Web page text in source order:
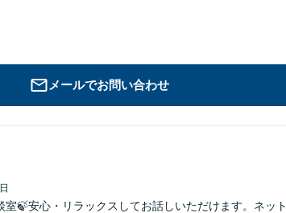
メールでお問い合わせ
室🍃安心・リラックスしてお話しいただけます。ネット